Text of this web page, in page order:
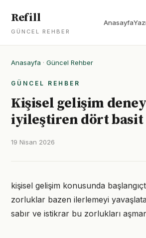
Refill
GÜNCEL REHBER
Anasayfa
Anasayfa · Güncel Rehber
GÜNCEL REHBER
Kişisel gelişim
iyileştiren dört basit
19 Nisan 2026
kişisel gelişim konusunda
zorluklar bazen ilerlemeyi
sabır ve istikrar bu zorlukları